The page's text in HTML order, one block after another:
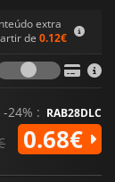
extra
de 0.12€
Taxas
-24% : RAB28DLC
0.68€